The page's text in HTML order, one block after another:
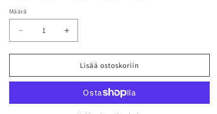
Määrä
Määrä
Vähennä
tuotteen
Nylon
PU-
Asentajansormikas
määrää
Lisää
tuotteen
Nylon
PU-
Asentajansormikas
määrää
Lisää ostoskoriin